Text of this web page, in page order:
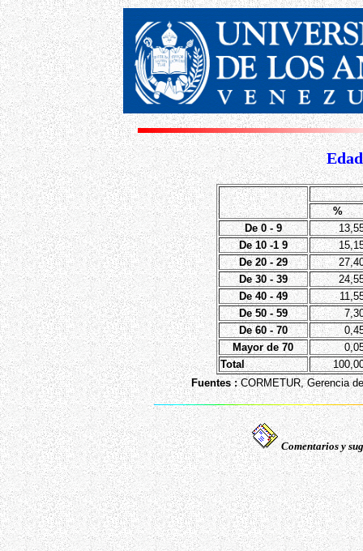
%
De 0 - 9
De 10 -1 9
De 20 - 29
De 30 - 39
De 40 - 49
De 50 - 59
De 60 - 70
Mayor de 70
Total
Fuentes : CORMETUR, Gerencia
Comentarios y